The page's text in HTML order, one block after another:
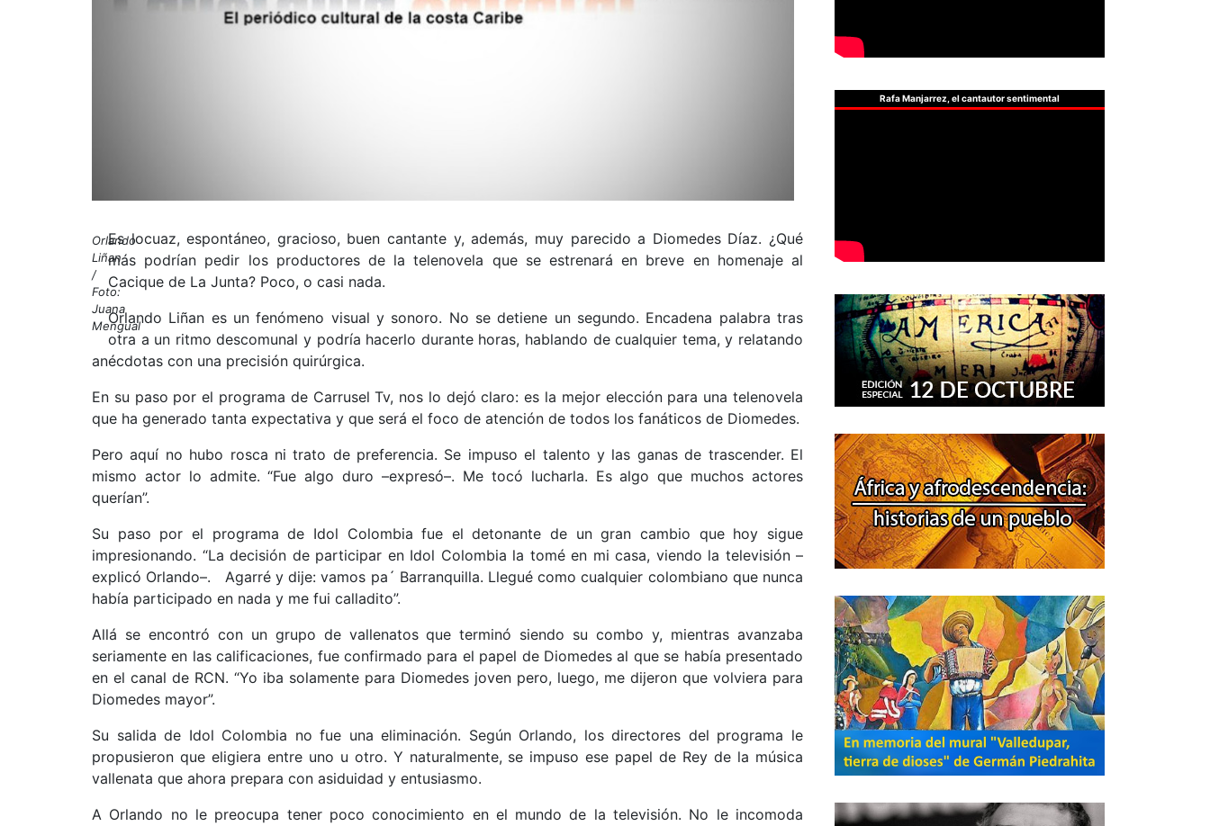
Orlando
Liñan
/
Foto:
Juana
Mengual
Es locuaz, espontáneo, gracioso, buen cantante y, además, muy parecido a Diomedes Díaz. ¿Qué
más podrían pedir los productores de la telenovela que se estrenará en breve en homenaje al
Cacique de La Junta? Poco, o casi nada.
Orlando Liñan es un fenómeno visual y sonoro. No se detiene un segundo. Encadena palabra tras
otra a un ritmo descomunal y podría hacerlo durante horas, hablando de cualquier tema, y relatando
anécdotas con una precisión quirúrgica.
En su paso por el programa de Carrusel Tv, nos lo dejó claro: es la mejor elección para una telenovela
que ha generado tanta expectativa y que será el foco de atención de todos los fanáticos de Diomedes.
Pero aquí no hubo rosca ni trato de preferencia. Se impuso el talento y las ganas de trascender. El
mismo actor lo admite. “Fue algo duro –expresó–. Me tocó lucharla. Es algo que muchos actores
querían”.
Su paso por el programa de Idol Colombia fue el detonante de un gran cambio que hoy sigue
impresionando. “La decisión de participar en Idol Colombia la tomé en mi casa, viendo la televisión –
explicó Orlando–. Agarré y dije: vamos pa´ Barranquilla. Llegué como cualquier colombiano que nunca
había participado en nada y me fui calladito”.
Allá se encontró con un grupo de vallenatos que terminó siendo su combo y, mientras avanzaba
seriamente en las calificaciones, fue confirmado para el papel de Diomedes al que se había presentado
en el canal de RCN. “Yo iba solamente para Diomedes joven pero, luego, me dijeron que volviera para
Diomedes mayor”.
Su salida de Idol Colombia no fue una eliminación. Según Orlando, los directores del programa le
propusieron que eligiera entre uno u otro. Y naturalmente, se impuso ese papel de Rey de la música
vallenata que ahora prepara con asiduidad y entusiasmo.
A Orlando no le preocupa tener poco conocimiento en el mundo de la televisión. No le incomoda
Rafa Manjarrez, el cantautor sentimental